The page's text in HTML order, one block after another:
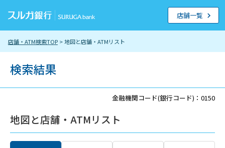
店舗・ATM検索TOP > 地図と店舗・ATMリスト
店舗一覧
検索結果
金融機関コード(銀行コード)：0150
地図と店舗・ATMリスト